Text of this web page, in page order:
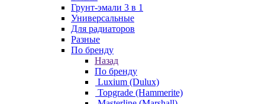
Грунт-эмали 3 в 1
Универсальные
Для радиаторов
Разные
По бренду
Назад
По бренду
Luxium (Dulux)
Topgrade (Hammerite)